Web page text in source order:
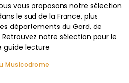
vous proposons notre sélection
le sud de la France, plus
départements du Gard, de
Retrouvez notre sélection pour le
guide lecture
Musicodrome